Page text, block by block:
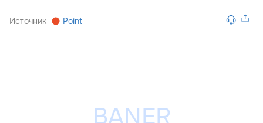
Источник Point